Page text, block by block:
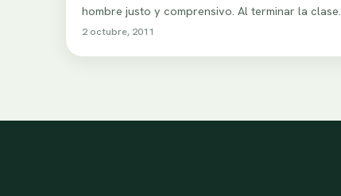
hombre justo y comprensivo. Al terminar la
2 octubre, 2011